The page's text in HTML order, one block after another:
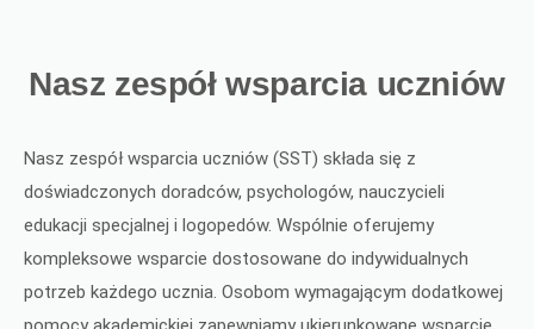
Nasz zespół wsparcia uczniów
Nasz zespół wsparcia uczniów (SST) składa się z
doświadczonych doradców, psychologów, nauczycieli
edukacji specjalnej i logopedów. Wspólnie oferujemy
kompleksowe wsparcie dostosowane do indywidualnych
potrzeb każdego ucznia. Osobom wymagającym dodatkowej